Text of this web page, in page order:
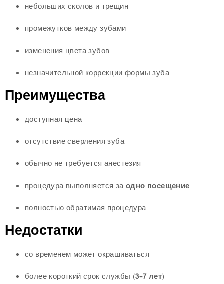
небольших сколов и трещин
промежутков между зубами
изменения цвета зубов
незначительной коррекции формы зуба
Преимущества
доступная цена
отсутствие сверления зуба
обычно не требуется анестезия
процедура выполняется заодно посещение
полностью обратимая процедура
Недостатки
со временем может окрашиваться
более короткий срок службы (3–7 лет)